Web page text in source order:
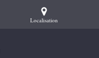
Localisation